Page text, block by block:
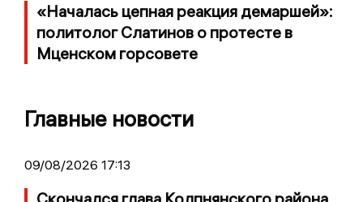
«Началась цепная реакция демаршей»:
политолог Слатинов о протесте в
Мценском горсовете
Главные новости
09/08/2026 17:13